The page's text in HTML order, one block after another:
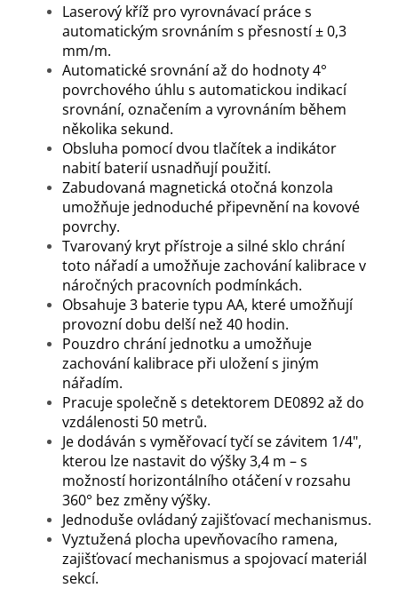
Laserový kříž pro vyrovnávací práce s
automatickým srovnáním s přesností ± 0,3
mm/m.
Automatické srovnání až do hodnoty 4°
povrchového úhlu s automatickou indikací
srovnání, označením a vyrovnáním během
několika sekund.
Obsluha pomocí dvou tlačítek a indikátor
nabití baterií usnadňují použití.
Zabudovaná magnetická otočná konzola
umožňuje jednoduché připevnění na kovové
povrchy.
Tvarovaný kryt přístroje a silné sklo chrání
toto nářadí a umožňuje zachování kalibrace v
náročných pracovních podmínkách.
Obsahuje 3 baterie typu AA, které umožňují
provozní dobu delší než 40 hodin.
Pouzdro chrání jednotku a umožňuje
zachování kalibrace při uložení s jiným
nářadím.
Pracuje společně s detektorem DE0892 až do
vzdálenosti 50 metrů.
Je dodáván s vyměřovací tyčí se závitem 1/4",
kterou lze nastavit do výšky 3,4 m – s
možností horizontálního otáčení v rozsahu
360° bez změny výšky.
Jednoduše ovládaný zajišťovací mechanismus.
Vyztužená plocha upevňovacího ramena,
zajišťovací mechanismus a spojovací materiál
sekcí.